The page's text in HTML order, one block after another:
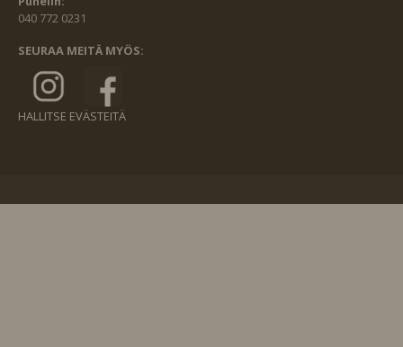
040 772 0231
SEURAA MEITÄ MYÖS:
HALLITSE EVÄSTEITÄ